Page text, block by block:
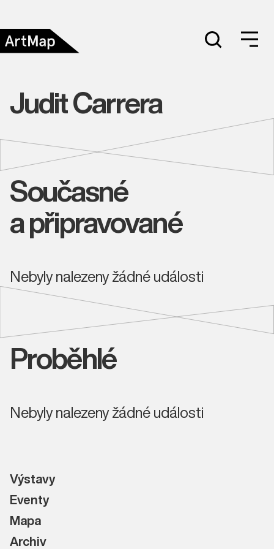
Judit Carrera
Současné
a připravované
Nebyly nalezeny žádné události
Proběhlé
Nebyly nalezeny žádné události
Výstavy
Eventy
Mapa
Archiv